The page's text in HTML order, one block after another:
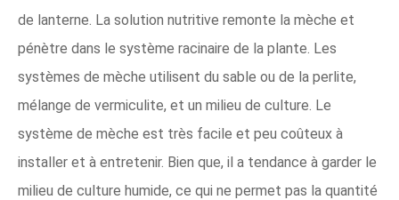
de lanterne. La solution nutritive remonte la mèche et
pénètre dans le système racinaire de la plante. Les
systèmes de mèche utilisent du sable ou de la perlite,
mélange de vermiculite, et un milieu de culture. Le
système de mèche est très facile et peu coûteux à
installer et à entretenir. Bien que, il a tendance à garder le
milieu de culture humide, ce qui ne permet pas la quantité